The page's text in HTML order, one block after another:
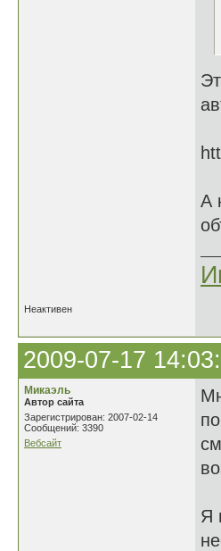
А
Неактивен
2009-07-17
Микаэль
Автор сайта
Зарегистрирован: 2007-02-14
Сообщений: 3390
Вебсайт
Я